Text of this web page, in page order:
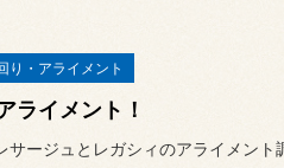
り・アライメント
ライメント！
サージュとレガシィのアライメント